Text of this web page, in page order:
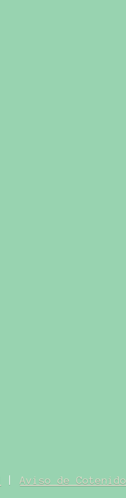
|Aviso de Cotenido